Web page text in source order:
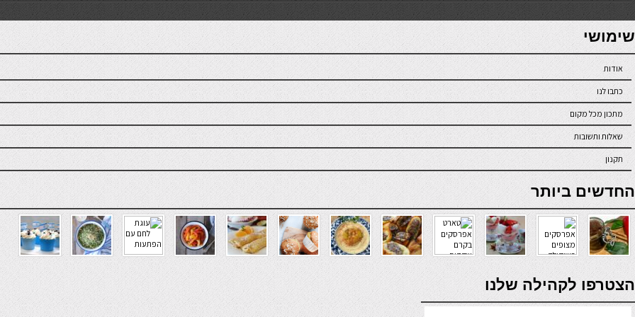
7slots
seriöse online casinos österreich
שימושי
אודות
כתבו לנו
מתכון מכל מקום
שאלות ותשובות
תקנון
online casino
החדשים ביותר
verde casino
הצטרפו לקהילה שלנו